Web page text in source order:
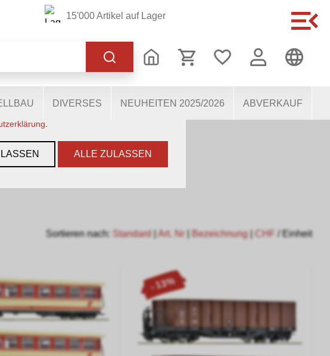
15'000 Artikel auf Lager
DIVERSES NEUHEITEN 2025/2026 ABVERKAUF
Sortieren nach: Standard |Art. Nr Bezeichnung| CHF / Einheit
- 13%
für den korrekten Betrieb der
helfen uns dabei, die Nutzenden
Daten.
ALLE ZULASSEN